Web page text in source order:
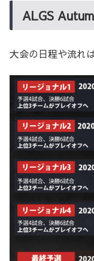
ALGS
大会の日程や流れ